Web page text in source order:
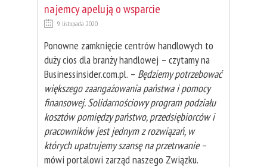
najemcy apelują o wsparcie
9 listopada 2020
Ponowne zamknięcie centrów handlowych to
duży cios dla branży handlowej – czytamy na
Businessinsider.com.pl. – Będziemy potrzebować
większego zaangażowania państwa i pomocy
finansowej. Solidarnościowy program podziału
kosztów pomiędzy państwo, przedsiębiorców i
pracowników jest jednym z rozwiązań, w
których upatrujemy szansę na przetrwanie–
mówi portalowi zarząd naszego Związku.